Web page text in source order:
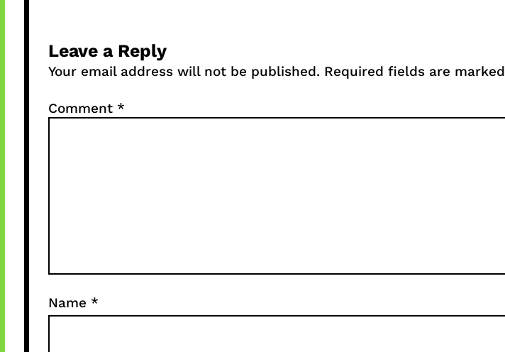
Leave a Reply
Your email address will not be published. Required fields are marked
Comment *
Name *